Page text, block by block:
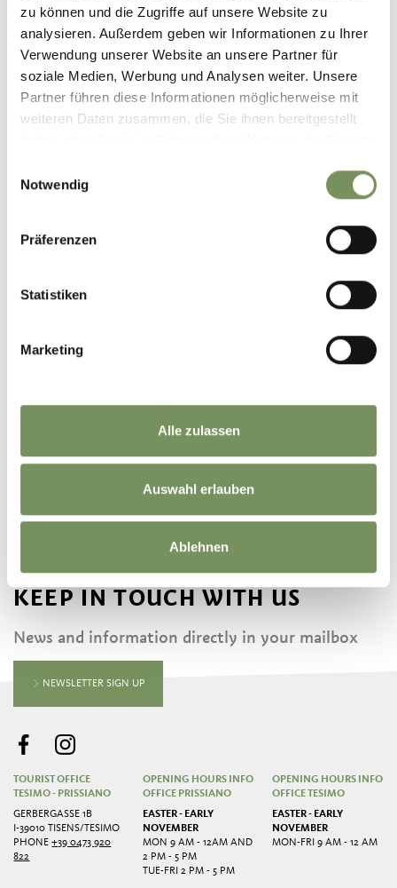
zu können und die Zugriffe auf unsere Website zu
analysieren. Außerdem geben wir Informationen zu Ihrer
Verwendung unserer Website an unsere Partner für
soziale Medien, Werbung und Analysen weiter. Unsere
Partner führen diese Informationen möglicherweise mit
weiteren Daten zusammen, die Sie ihnen bereitgestellt
Notwendig
Präferenzen
Statistiken
Marketing
Alle zulassen
Auswahl erlauben
Ablehnen
−
KEEP IN TOUCH WITH US
News and information directly in your mailbox
NEWSLETTER SIGN UP
TOURIST OFFICE
TESIMO - PRISSIANO
GERBERGASSE 1B
I-39010 TISENS/TESIMO
PHONE+39 0473 920
822
OPENING HOURS INFO
OFFICE PRISSIANO
EASTER - EARLY
NOVEMBER
MON 9 AM - 12AM AND
2 PM - 5 PM
TUE-FRI 2 PM - 5 PM
OPENING HOURS INFO
OFFICE TESIMO
EASTER - EARLY
NOVEMBER
MON-FRI 9 AM - 12 AM